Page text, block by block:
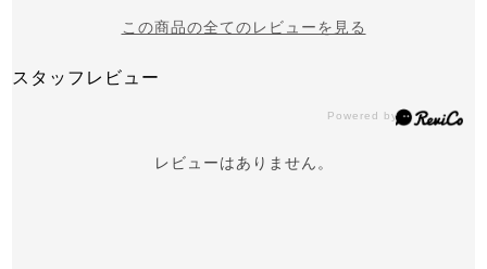
この商品の全てのレビューを見る
スタッフレビュー
レビューはありません。